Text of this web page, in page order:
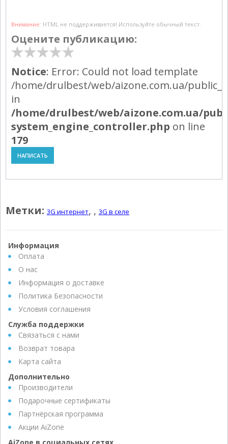
Внимание: HTML не поддерживается! Используйте обычный текст.
Оцените публикацию:
Notice: Error: Could not load template
/home/drulbest/web/aizone.com.ua/
in
/home/drulbest/web/aizone.com.ua/
system_engine_controller.php on line
179
НАПИСАТЬ
Метки: 3G интернет, , 3G в селе
Информация
Оплата
О нас
Информация о доставке
Политика Безопасности
Условия соглашения
Служба поддержки
Связаться с нами
Возврат товара
Карта сайта
Дополнительно
Производители
Подарочные сертификаты
Партнёрская программа
Акции AiZone
AiZone в социальных сетях